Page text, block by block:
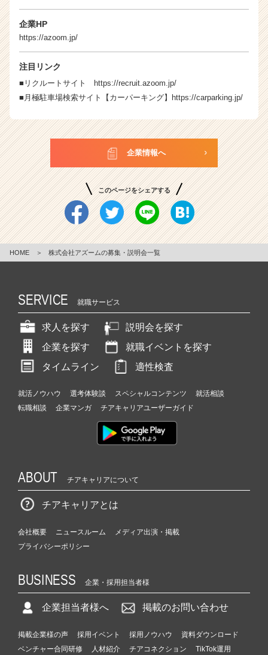
企業HP
https://azoom.jp/
注目リンク
■リクルートサイト
https://recruit.azoom.jp/
■月極駐車場検索サイト【カーパーキング】
https://carparking.jp/
企業情報へ
このページをシェアする
HOME ＞ 株式会社アズームの募集・説明会一覧
SERVICE 就職サービス
求人を探す
説明会を探す
企業を探す
就職イベントを探す
タイムライン
適性検査
就活ノウハウ 選考体験談 スペシャルコンテンツ
就活相談
転職相談
企業マンガ チアキャリアユーザーガイド
ABOUT チアキャリアについて
チアキャリアとは
会社概要 ニュースルーム
メディア出演・掲載
プライバシーポリシー
BUSINESS 企業・採用担当者様
企業担当者様へ 掲載のお問い合わせ
掲載企業様の声 採用イベント 採用ノウハウ
資料ダウンロード
ベンチャー合同研修
人材紹介 チアコネクション TikTok運用